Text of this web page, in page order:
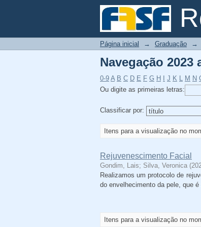
Navegação 2023
Página inicial → Graduação →
Navegação 2023
0-9 A B C D E F G H J K L M N
Ou digite as primeiras letras:
Classificar por:
Itens para a visualização no
Rejuvenescimento Facial
Gondim, Lais; Silva, Veronica (
Realizamos um protocolo de
do envelhecimento da pele, que
Itens para a visualização no